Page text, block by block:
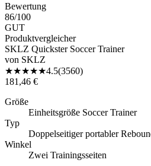
Bewertung
86/100
GUT
Produktvergleicher
SKLZ Quickster Soccer Trainer
von SKLZ
★★★★★4.5(3560)
181,46 €
Größe
Einheitsgröße Soccer Trainer
Typ
Doppelseitiger portabler
Winkel
Zwei Trainingsseiten